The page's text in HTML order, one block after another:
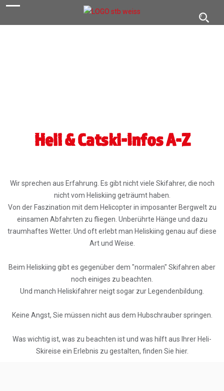
Heli & Catski-Infos A-Z
Wir sprechen aus Erfahrung. Es gibt nicht viele Skifahrer, die noch
nicht vom Heliskiing geträumt haben.
Von der Faszination mit dem Helicopter in imposanter Bergwelt zu
einsamen Abfahrten zu fliegen. Unberührte Hänge und dazu
traumhaftes Wetter. Und oft erlebt man Heliskiing genau auf diese
Art und Weise.
Beim Heliskiing gibt es gegenüber dem "normalen" Skifahren aber
noch einiges zu beachten.
Und manch Heliskifahrer neigt sogar zur Legendenbildung.
Keine Angst, Sie müssen nicht aus dem Hubschrauber springen.
Was wichtig ist, was zu beachten ist und was hilft aus Ihrer Heli-
Skireise ein Erlebnis zu gestalten, finden Sie hier.